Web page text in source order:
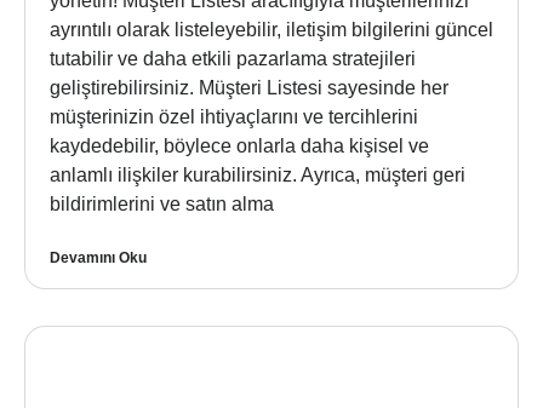
ayrıntılı olarak listeleyebilir, iletişim bilgilerini güncel
tutabilir ve daha etkili pazarlama stratejileri
geliştirebilirsiniz. Müşteri Listesi sayesinde her
müşterinizin özel ihtiyaçlarını ve tercihlerini
kaydedebilir, böylece onlarla daha kişisel ve
anlamlı ilişkiler kurabilirsiniz. Ayrıca, müşteri geri
bildirimlerini ve satın alma
Devamını Oku